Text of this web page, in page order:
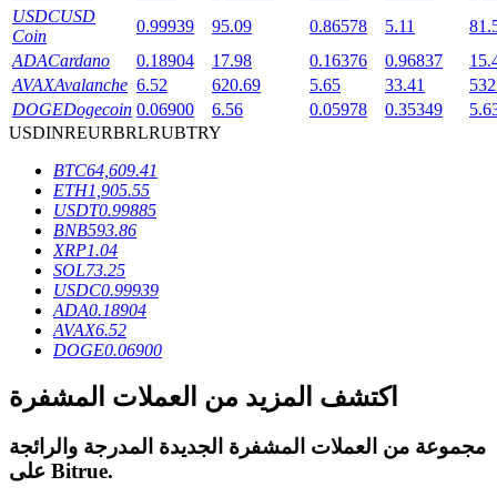
عمليات احتجاز BTR
القروض
USDCUSD
Coin
0.99939 95.09 0.86578 5.11
ADACardano 0.18904 17.98 0.16376 0.96837
AVAXAvalanche 6.52 620.69 5.65 33.41
DOGEDogecoin 0.06900 6.56 0.05978 0.35349
USDINREURBRLRUBTRY
BTC64,609.41
ETH1,905.55
USDT0.99885
BNB593.86
XRP1.04
SOL73.25
USDC0.99939
ADA0.18904
AVAX6.52
DOGE0.06900
اكتشف المزيد من العملات المشفرة
مجموعة من العملات المشفرة الجديدة المدرجة والرائجة
Bitrue.